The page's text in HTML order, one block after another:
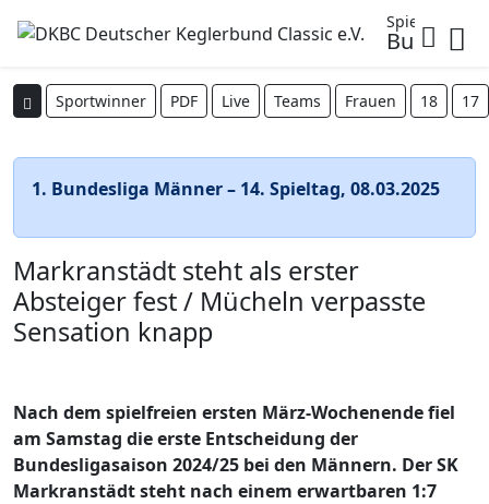
Spielbetrieb
Sportwinner PDF Live Teams Frauen 18 17
1. Bundesliga Männer – 14. Spieltag, 08.03.2025
Markranstädt steht als erster
Absteiger fest / Mücheln verpasste
Sensation knapp
Nach dem spielfreien ersten März-Wochenende fiel
am Samstag die erste Entscheidung der
Bundesligasaison 2024/25 bei den Männern. Der SK
Markranstädt steht nach einem erwartbaren 1:7